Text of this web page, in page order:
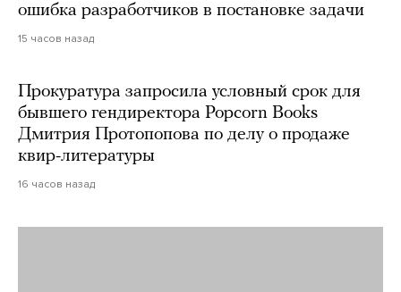
ошибка разработчиков в постановке задачи
15 часов назад
Прокуратура запросила условный срок для
бывшего гендиректора Popcorn Books
Дмитрия Протопопова по делу о продаже
квир-литературы
16 часов назад